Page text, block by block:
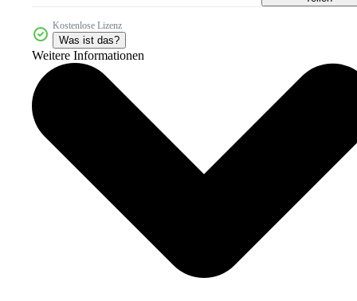
Kostenlose Lizenz
Was ist das?
Weitere Informationen